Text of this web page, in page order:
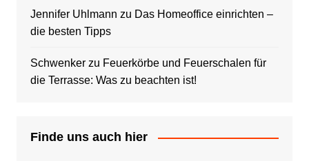
Jennifer Uhlmann zu Das Homeoffice einrichten –
die besten Tipps
Schwenkerzu Feuerkörbe und Feuerschalen für
die Terrasse: Was zu beachten ist!
Finde uns auch hier